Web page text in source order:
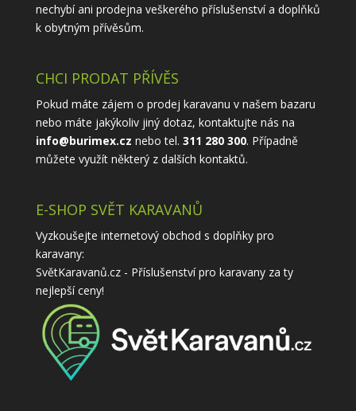
nechybí ani prodejna veškerého příslušenství a doplňků
k obytným přívěsům.
CHCI PRODAT PŘÍVĚS
Pokud máte zájem o prodej karavanu v našem bazaru
nebo máte jakýkoliv jiný dotaz, kontaktujte nás na
info@burimex.cz nebo tel. 311 280 300. Případně
můžete využít některý z dalších kontaktů.
E-SHOP SVĚT KARAVANŮ
Vyzkoušejte internetový obchod s doplňky pro
karavany:
SvětKaravanů.cz - Příslušenství pro karavanyza ty
nejlepší ceny!